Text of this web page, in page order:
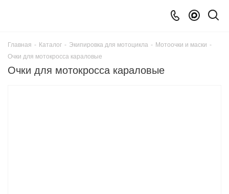
Главная - Каталог - Экипировка для мотоцикла - Мотоочки и маски -
Очки для мотокросса караловые
Очки для мотокросса караловые